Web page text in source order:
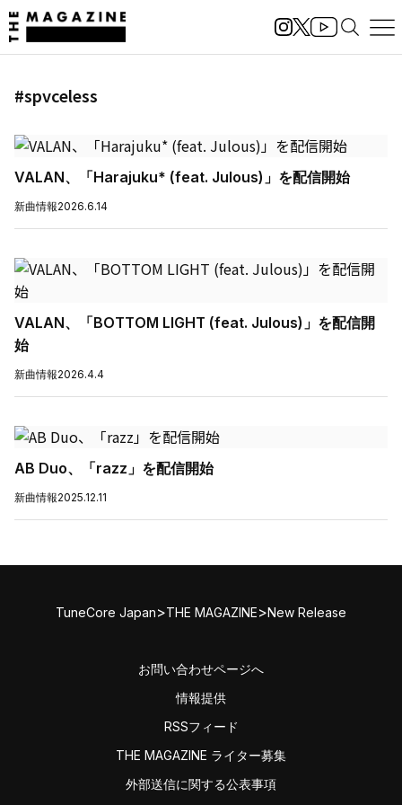
#spvceless
VALAN、「Harajuku* (feat. Julous)」を配信開始
新曲情報2026.6.14
VALAN、「BOTTOM LIGHT (feat. Julous)」を配信開
始
新曲情報2026.4.4
AB Duo、「razz」を配信開始
新曲情報2025.12.11
TuneCore Japan>THE MAGAZINE>New Release
お問い合わせページへ
情報提供
RSSフィード
THE MAGAZINE ライター募集
外部送信に関する公表事項